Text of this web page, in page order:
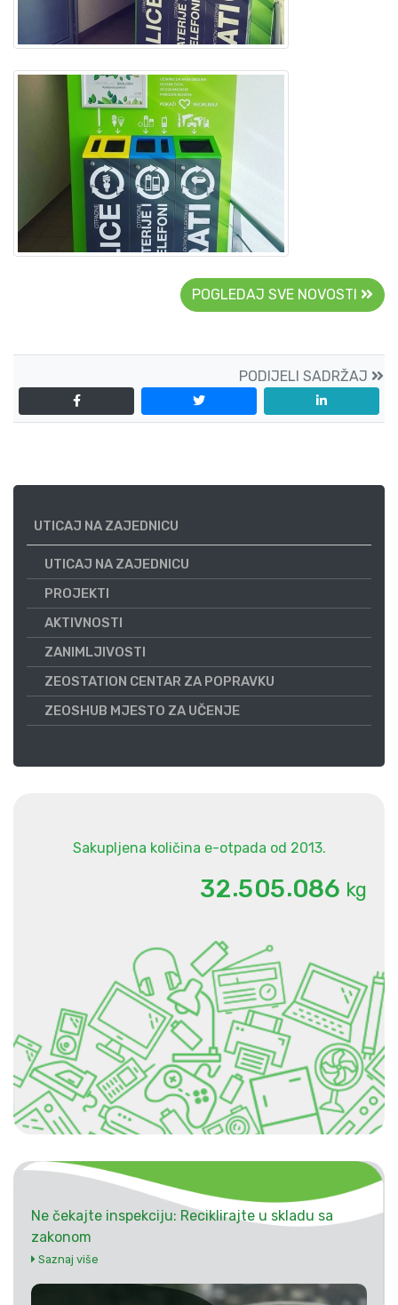
POGLEDAJ SVE NOVOSTI
PODIJELI SADRŽAJ
UTICAJ NA ZAJEDNICU
UTICAJ NA ZAJEDNICU
PROJEKTI
AKTIVNOSTI
ZANIMLJIVOSTI
ZEOSTATION CENTAR ZA POPRAVKU
ZEOSHUB MJESTO ZA UČENJE
Sakupljena količina e-otpada od 2013.
32.505.086 kg
Ne čekajte inspekciju: Reciklirajte u skladu sa
zakonom
Saznaj više